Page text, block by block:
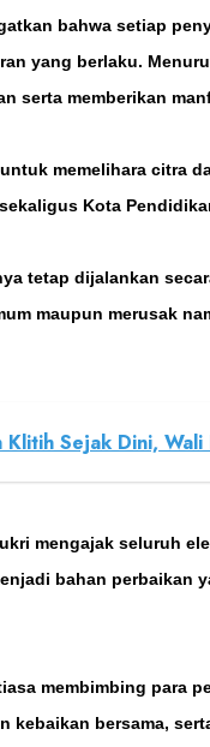
bahwa setiap
yang berlaku.
serta memberikan
memelihara citra
Kota
tetap dijalankan
maupun merusak
Klitih Sejak Dini,
mengajak seluruh
bahan perbaikan
membimbing para
kebaikan bersama,